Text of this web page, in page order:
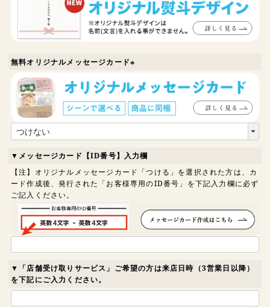
無料オリジナルメッセージカード
必
須
)
▼メッセージカード【ID番号】入力欄
【注】オリジナルメッセージカード「つける」を選択された方は、カ
ード作成後、発行された「お客様専用のID番号」を下記入力欄に必ず
ご記入ください。
▼「店舗受け取りサービス」ご希望の方は来店日時（3営業日以降）
を下記にご入力ください。